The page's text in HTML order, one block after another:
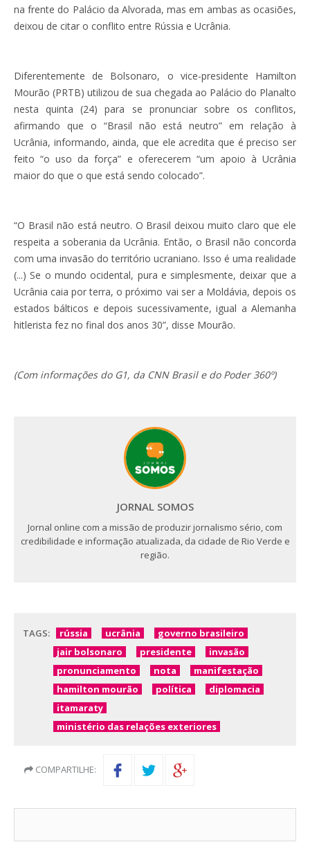
na frente do Palácio da Alvorada, mas em ambas as ocasiões,
deixou de citar o conflito entre Rússia e Ucrânia.
Diferentemente de Bolsonaro, o vice-presidente Hamilton
Mourão (PRTB) utilizou de sua chegada ao Palácio do Planalto
nesta quinta (24) para se pronunciar sobre os conflitos,
afirmando que o “Brasil não está neutro” em relação à
Ucrânia, informando, ainda, que ele acredita que é preciso ser
feito “o uso da força” e oferecerem “um apoio à Ucrânia
maior do que o que está sendo colocado”.
“O Brasil não está neutro. O Brasil deixou muito claro que ele
respeita a soberania da Ucrânia. Então, o Brasil não concorda
com uma invasão do território ucraniano. Isso é uma realidade
(...) Se o mundo ocidental, pura e simplesmente, deixar que a
Ucrânia caia por terra, o próximo vai ser a Moldávia, depois os
estados bálticos e depois sucessivamente, igual a Alemanha
hitlerista fez no final dos anos 30”, disse Mourão.
(Com informações do G1, da CNN Brasil e do Poder 360º)
JORNAL SOMOS
Jornal online com a missão de produzir jornalismo sério, com
credibilidade e informação atualizada, da cidade de Rio Verde e
região.
TAGS: rússia ucrânia
governo brasileiro
jair bolsonaro
presidente
invasão
pronunciamento
nota
manifestação
hamilton mourão
política
diplomacia
itamaraty
ministério das relações exteriores
COMPARTILHE: